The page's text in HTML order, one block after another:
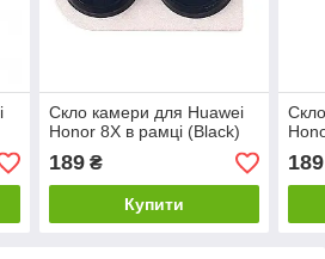
Скло камери для Huawei
Honor 8X в рамці (Black)
189₴
Купити
189